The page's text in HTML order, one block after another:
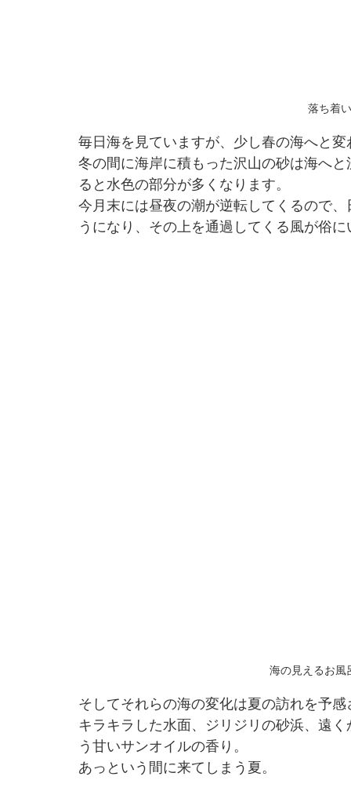
落ち着
毎日海を見ていますが、少し春の海へと
冬の間に海岸に積もった沢山の砂は海へ
ると水色の部分が多くなります。
今月末には昼夜の潮が逆転してくるので
うになり、その上を通過してくる風が俗
海の見えるお風
そしてそれらの海の変化は夏の訪れを予
キラキラした水面、ジリジリの砂浜、遠
う甘いサンオイルの香り。
あっという間に来てしまう夏。